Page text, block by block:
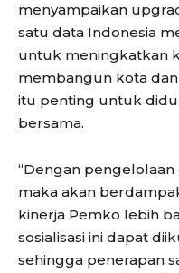
menyampaikan
satu data Indonesia
untuk meningkatkan
membangun kota
itu penting untuk
bersama.
“Dengan
maka akan
kinerja Pemko lebih
sosialisasi ini dapat
sehingga penerapan